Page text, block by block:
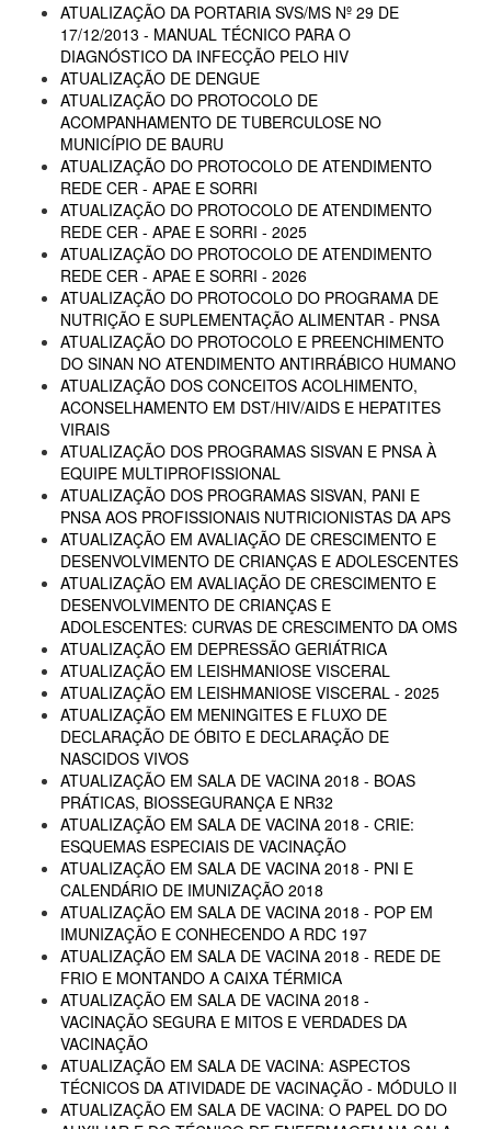
ATUALIZAÇÃO DA PORTARIA SVS/MS Nº 29 DE
17/12/2013 - MANUAL TÉCNICO PARA O
DIAGNÓSTICO DA INFECÇÃO PELO HIV
ATUALIZAÇÃO DE DENGUE
ATUALIZAÇÃO DO PROTOCOLO DE
ACOMPANHAMENTO DE TUBERCULOSE NO
MUNICÍPIO DE BAURU
ATUALIZAÇÃO DO PROTOCOLO DE ATENDIMENTO
REDE CER - APAE E SORRI
ATUALIZAÇÃO DO PROTOCOLO DE ATENDIMENTO
REDE CER - APAE E SORRI - 2025
ATUALIZAÇÃO DO PROTOCOLO DE ATENDIMENTO
REDE CER - APAE E SORRI - 2026
ATUALIZAÇÃO DO PROTOCOLO DO PROGRAMA DE
NUTRIÇÃO E SUPLEMENTAÇÃO ALIMENTAR - PNSA
ATUALIZAÇÃO DO PROTOCOLO E PREENCHIMENTO
DO SINAN NO ATENDIMENTO ANTIRRÁBICO HUMANO
ATUALIZAÇÃO DOS CONCEITOS ACOLHIMENTO,
ACONSELHAMENTO EM DST/HIV/AIDS E HEPATITES
VIRAIS
ATUALIZAÇÃO DOS PROGRAMAS SISVAN E PNSA À
EQUIPE MULTIPROFISSIONAL
ATUALIZAÇÃO DOS PROGRAMAS SISVAN, PANI E
PNSA AOS PROFISSIONAIS NUTRICIONISTAS DA APS
ATUALIZAÇÃO EM AVALIAÇÃO DE CRESCIMENTO E
DESENVOLVIMENTO DE CRIANÇAS E ADOLESCENTES
ATUALIZAÇÃO EM AVALIAÇÃO DE CRESCIMENTO E
DESENVOLVIMENTO DE CRIANÇAS E
ADOLESCENTES: CURVAS DE CRESCIMENTO DA OMS
ATUALIZAÇÃO EM DEPRESSÃO GERIÁTRICA
ATUALIZAÇÃO EM LEISHMANIOSE VISCERAL
ATUALIZAÇÃO EM LEISHMANIOSE VISCERAL - 2025
ATUALIZAÇÃO EM MENINGITES E FLUXO DE
DECLARAÇÃO DE ÓBITO E DECLARAÇÃO DE
NASCIDOS VIVOS
ATUALIZAÇÃO EM SALA DE VACINA 2018 - BOAS
PRÁTICAS, BIOSSEGURANÇA E NR32
ATUALIZAÇÃO EM SALA DE VACINA 2018 - CRIE:
ESQUEMAS ESPECIAIS DE VACINAÇÃO
ATUALIZAÇÃO EM SALA DE VACINA 2018 - PNI E
CALENDÁRIO DE IMUNIZAÇÃO 2018
ATUALIZAÇÃO EM SALA DE VACINA 2018 - POP EM
IMUNIZAÇÃO E CONHECENDO A RDC 197
ATUALIZAÇÃO EM SALA DE VACINA 2018 - REDE DE
FRIO E MONTANDO A CAIXA TÉRMICA
ATUALIZAÇÃO EM SALA DE VACINA 2018 -
VACINAÇÃO SEGURA E MITOS E VERDADES DA
VACINAÇÃO
ATUALIZAÇÃO EM SALA DE VACINA: ASPECTOS
TÉCNICOS DA ATIVIDADE DE VACINAÇÃO - MÓDULO II
ATUALIZAÇÃO EM SALA DE VACINA: O PAPEL DO DO